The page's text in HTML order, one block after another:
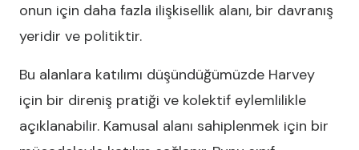
onun için daha fazla ilişkisellik alanı, bir davranış
yeridir ve politiktir.
Bu alanlara katılımı düşündüğümüzde Harvey
için bir direniş pratiği ve kolektif eylemlilikle
açıklanabilir. Kamusal alanı sahiplenmek için bir